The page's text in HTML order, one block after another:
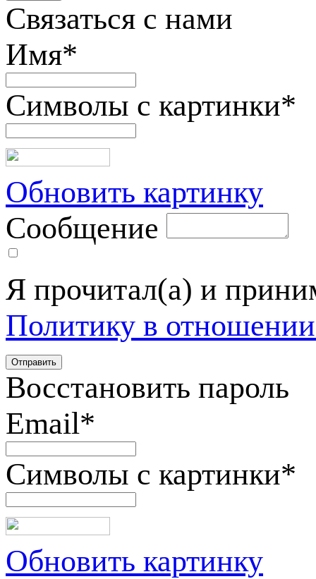
Связаться с нами
Имя*
Символы с картинки*
Обновить картинку
Сообщение
Я прочитал(а) и
Политику в
Восстановить пароль
Email*
Символы с картинки*
Обновить картинку